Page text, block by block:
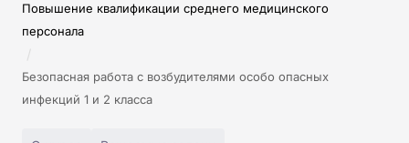
Повышение квалификации среднего медицинского
персонала
/
Безопасная работа с возбудителями особо опасных
инфекций 1 и 2 класса